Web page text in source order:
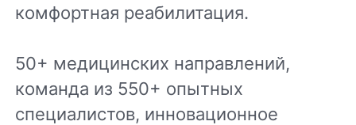
комфортная реабилитация.
50+ медицинских направлений,
команда из 550+ опытных
специалистов, инновационное